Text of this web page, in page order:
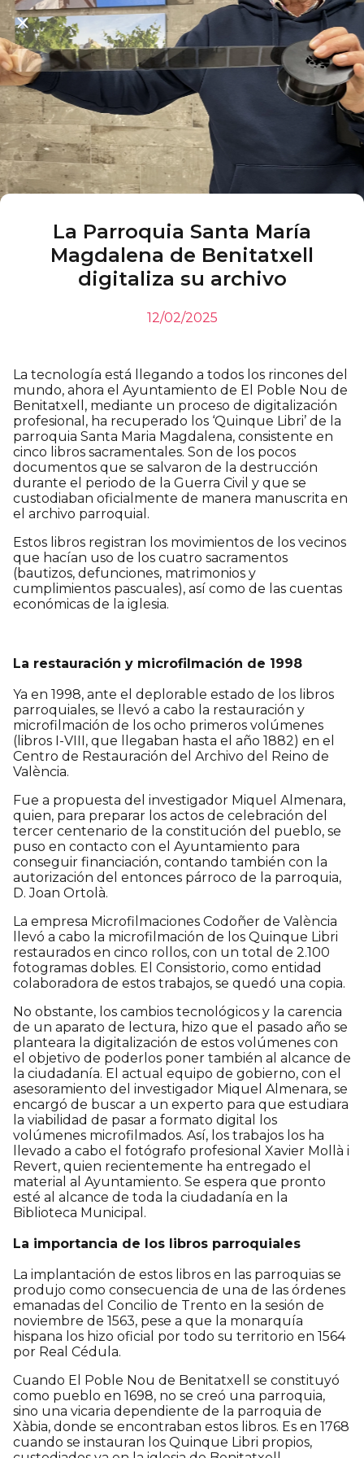
La Parroquia Santa María
Magdalena de Benitatxell
digitaliza su archivo
12/02/2025
La tecnología está llegando a todos los rincones del
mundo, ahora el Ayuntamiento de El Poble Nou de
Benitatxell, mediante un proceso de digitalización
profesional, ha recuperado los ‘Quinque Libri’ de la
parroquia Santa Maria Magdalena, consistente en
cinco libros sacramentales. Son de los pocos
documentos que se salvaron de la destrucción
durante el periodo de la Guerra Civil y que se
custodiaban oficialmente de manera manuscrita en
el archivo parroquial.
Estos libros registran los movimientos de los vecinos
que hacían uso de los cuatro sacramentos
(bautizos, defunciones, matrimonios y
cumplimientos pascuales), así como de las cuentas
económicas de la iglesia.
La restauración y microfilmación de 1998
Ya en 1998, ante el deplorable estado de los libros
parroquiales, se llevó a cabo la restauración y
microfilmación de los ocho primeros volúmenes
(libros I-VIII, que llegaban hasta el año 1882) en el
Centro de Restauración del Archivo del Reino de
València.
Fue a propuesta del investigador Miquel Almenara,
quien, para preparar los actos de celebración del
tercer centenario de la constitución del pueblo, se
puso en contacto con el Ayuntamiento para
conseguir financiación, contando también con la
autorización del entonces párroco de la parroquia,
D. Joan Ortolà.
La empresa Microfilmaciones Codoñer de València
llevó a cabo la microfilmación de los Quinque Libri
restaurados en cinco rollos, con un total de 2.100
fotogramas dobles. El Consistorio, como entidad
colaboradora de estos trabajos, se quedó una copia.
No obstante, los cambios tecnológicos y la carencia
de un aparato de lectura, hizo que el pasado año se
planteara la digitalización de estos volúmenes con
el objetivo de poderlos poner también al alcance de
la ciudadanía. El actual equipo de gobierno, con el
asesoramiento del investigador Miquel Almenara, se
encargó de buscar a un experto para que estudiara
la viabilidad de pasar a formato digital los
volúmenes microfilmados. Así, los trabajos los ha
llevado a cabo el fotógrafo profesional Xavier Mollà i
Revert, quien recientemente ha entregado el
material al Ayuntamiento. Se espera que pronto
esté al alcance de toda la ciudadanía en la
Biblioteca Municipal.
La importancia de los libros parroquiales
La implantación de estos libros en las parroquias se
produjo como consecuencia de una de las órdenes
emanadas del Concilio de Trento en la sesión de
noviembre de 1563, pese a que la monarquía
hispana los hizo oficial por todo su territorio en 1564
por Real Cédula.
Cuando El Poble Nou de Benitatxell se constituyó
como pueblo en 1698, no se creó una parroquia,
sino una vicaria dependiente de la parroquia de
Xàbia, donde se encontraban estos libros. Es en 1768
cuando se instauran los Quinque Libri propios,